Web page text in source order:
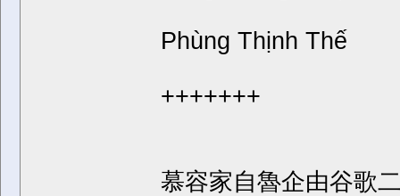
Phùng Thịnh Thế
+++++++
慕容家自魯企由谷歌